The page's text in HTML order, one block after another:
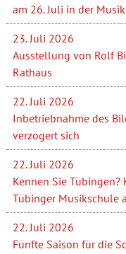
am 26. Juli in der
23. Juli 2026
Ausstellung von Rolf
Rathaus
22. Juli 2026
Inbetriebnahme des
verzögert sich
22. Juli 2026
Kennen Sie
Tübinger Musikschule
22. Juli 2026
Fünfte Saison für die